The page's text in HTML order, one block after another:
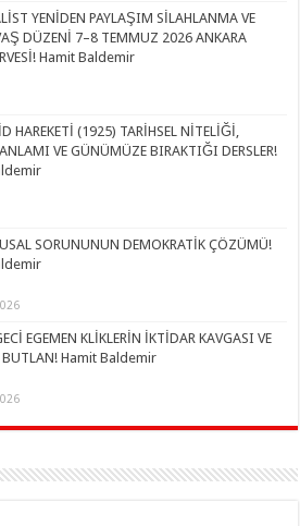
YENİDEN PAYLAŞIM SİLAHLANMA VE
DÜZENİ 7–8 TEMMUZ 2026 ANKARA
Hamit Baldemir
HAREKETİ (1925) TARİHSEL NİTELİĞİ,
VE GÜNÜMÜZE BIRAKTIĞI DERSLER!
SORUNUNUN DEMOKRATİK ÇÖZÜMÜ!
EGEMEN KLİKLERİN İKTİDAR KAVGASI VE
BUTLAN! Hamit Baldemir